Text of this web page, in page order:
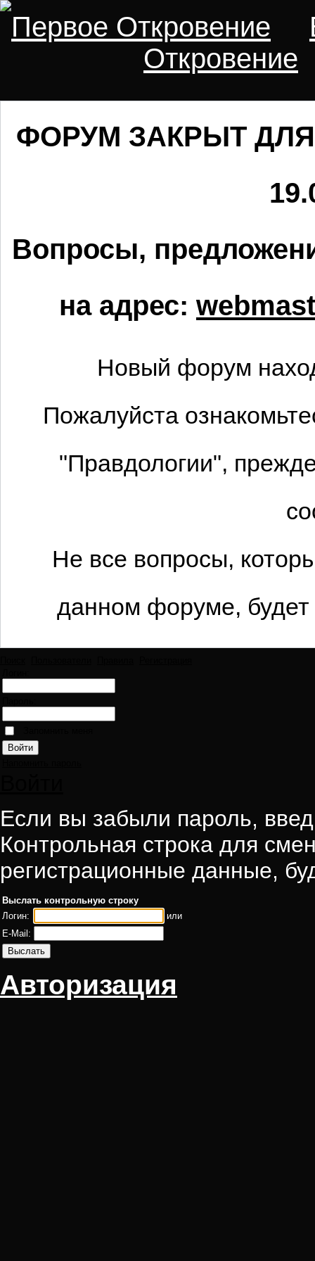
Первое Откровение
Откровение
ФОРУМ ЗАКРЫТ
Вопросы,
на адрес:
Новый форум
Пожалуйста
"Правдологии",
Не все вопросы,
данном форуме,
Если вы забыли пароль,
Контрольная строка для
регистрационные данные,
Выслать контрольную строку
Логин:
или
E-Mail:
Авторизация